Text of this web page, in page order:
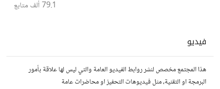
79.1 ألف متابع
فيديو
هذا المجتمع مخصص لنشر روابط الفيديو العامة والتي ليس لها علاقة بأمور
البرمجة او التقنية، مثل فيديوهات التحفيز او محاضرات عامة